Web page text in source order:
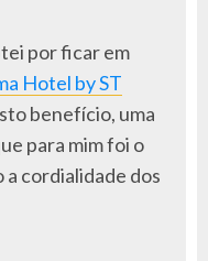
por ficar em
Hotel by ST
benefício, uma
para mim foi o
a cordialidade dos